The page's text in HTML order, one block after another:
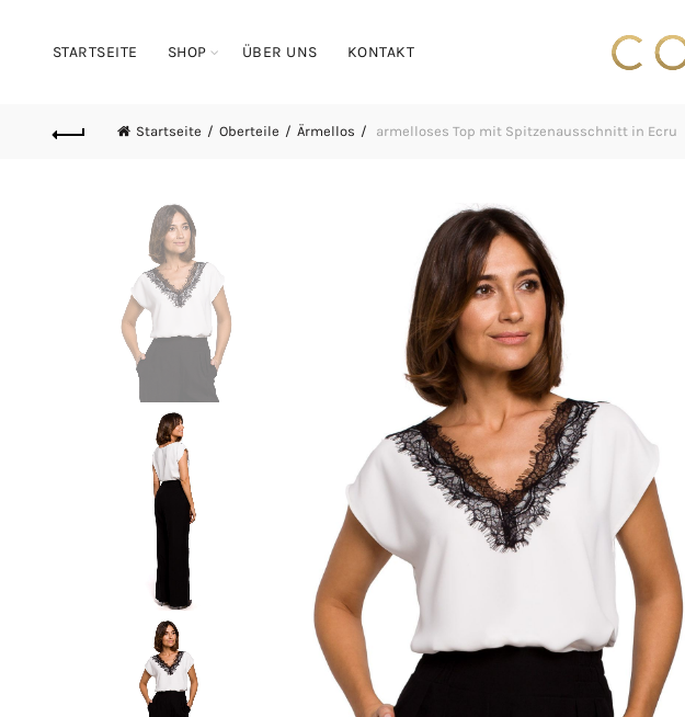
STARTSEITE SHOP ÜBER UNS KONTAKT
Startseite Oberteile Ärmellos armelloses Top mit Spitzenausschnitt in Ecru